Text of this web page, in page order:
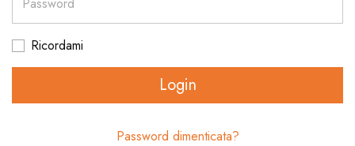
Ricordami
Login
Password dimenticata?